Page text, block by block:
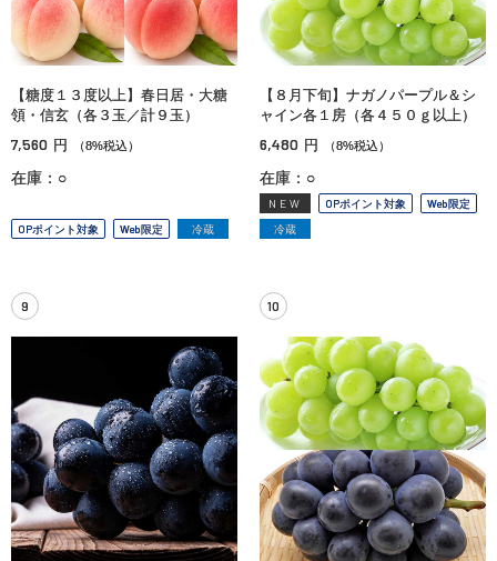
【糖度１３度以上】春日居・大糖
領・信玄（各３玉／計９玉）
7,560 円 （8%税込）
在庫：○
OPポイント対象 Web限定 冷蔵
【８月下旬】ナガノパープル＆シ
ャイン各１房（各４５０ｇ以上）
6,480 円 （8%税込）
在庫：○
NEW OPポイント対象
Web限定
冷蔵
9 10